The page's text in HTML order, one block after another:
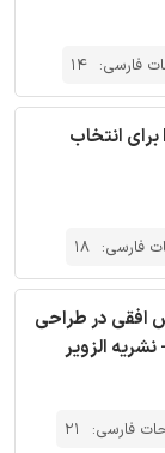
فارسی: 14
ترجمه مقاله کاربرد روش های MCDM برای انتخاب
فارسی: 18
افقی در طراحی
نشریه الزویر
فارسی: 21